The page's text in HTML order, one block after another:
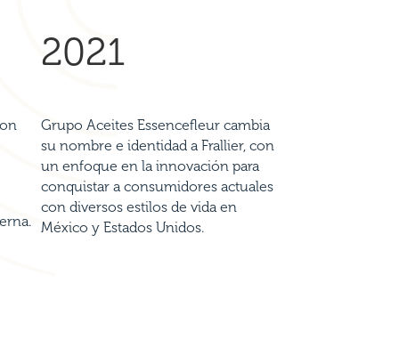
2021
Grupo Aceites Essencefleur cambia
su nombre e identidad a Frallier, con
un enfoque en la innovación para
conquistar a consumidores actuales
con diversos estilos de vida en
México y Estados Unidos.